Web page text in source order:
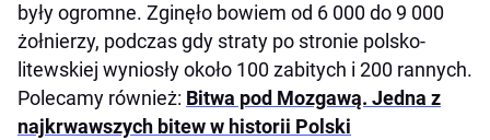
były ogromne. Zginęło bowiem od 6 000 do 9 000
żołnierzy, podczas gdy straty po stronie polsko-
litewskiej wyniosły około 100 zabitych i 200 rannych.​
Polecamy również: Bitwa pod Mozgawą. Jedna z
najkrwawszych bitew w historii Polski